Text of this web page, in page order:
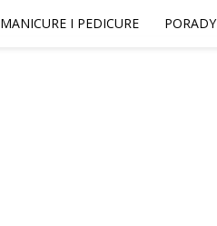
MANICURE I PEDICURE PORADY